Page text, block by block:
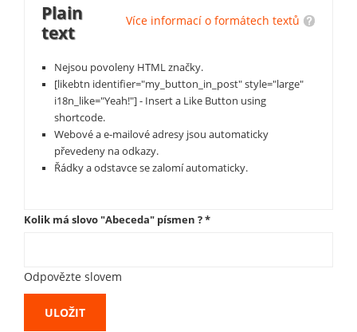
Více informací o formátech textů
Plain
text
Nejsou povoleny HTML značky.
[likebtn identifier="my_button_in_post" style="large"
i18n_like="Yeah!"] - Insert a Like Button using
shortcode.
Webové a e-mailové adresy jsou automaticky
převedeny na odkazy.
Řádky a odstavce se zalomí automaticky.
Kolik má slovo "Abeceda" písmen ?*
Odpovězte slovem